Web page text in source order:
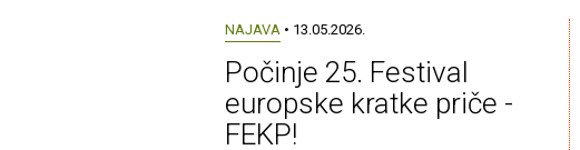
NAJAVA • 13.05.2026.
Počinje 25. Festival
europske kratke priče -
FEKP!